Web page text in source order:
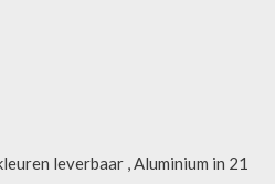
leverbaar , Aluminium in 21